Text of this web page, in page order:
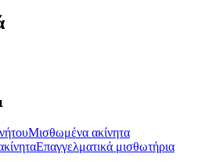
Μισθωμένα ακίνητα
Επαγγελματικά μισθωτήρια